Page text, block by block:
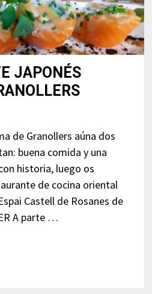
JAPONÉS
de Granollers aúna dos
buena comida y una
historia, luego os
de cocina oriental
Castell de Rosanes de
A parte …